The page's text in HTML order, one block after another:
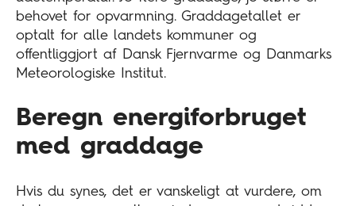
behovet for opvarmning. Graddagetallet er
optalt for alle landets kommuner og
offentliggjort af Dansk Fjernvarme og Danmarks
Meteorologiske Institut.
Beregn energiforbruget
med graddage
Hvis du synes, det er vanskeligt at vurdere, om